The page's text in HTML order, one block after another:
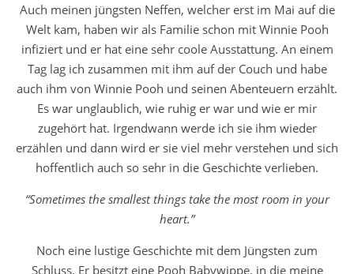
Auch meinen jüngsten Neffen, welcher erst im Mai auf die
Welt kam, haben wir als Familie schon mit Winnie Pooh
infiziert und er hat eine sehr coole Ausstattung. An einem
Tag lag ich zusammen mit ihm auf der Couch und habe
auch ihm von Winnie Pooh und seinen Abenteuern erzählt.
Es war unglaublich, wie ruhig er war und wie er mir
zugehört hat. Irgendwann werde ich sie ihm wieder
erzählen und dann wird er sie viel mehr verstehen und sich
hoffentlich auch so sehr in die Geschichte verlieben.
“Sometimes the smallest things take the most room in your
heart.”
Noch eine lustige Geschichte mit dem Jüngsten zum
Schluss. Er besitzt eine Pooh Babywippe, in die meine